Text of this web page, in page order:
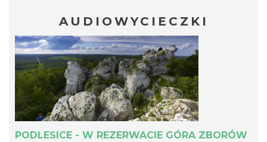
AUDIOWYCIECZKI
PODLESICE - W REZERWACIE GÓRA ZBORÓW